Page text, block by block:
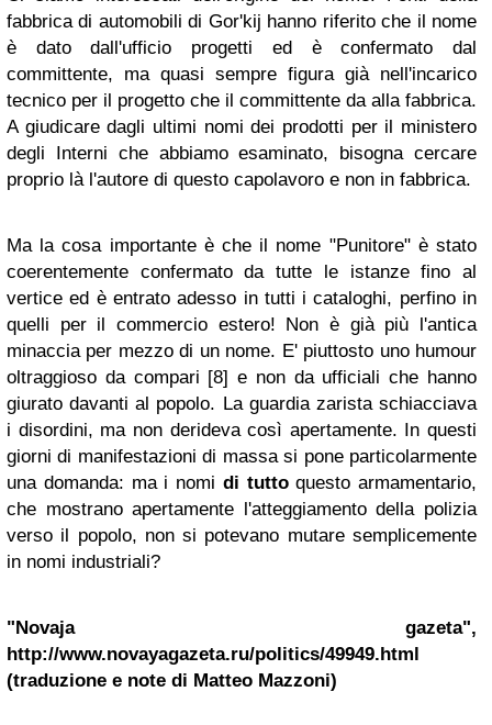
fabbrica di automobili di Gor'kij hanno riferito che il nome
è dato dall'ufficio progetti ed è confermato dal
committente, ma quasi sempre figura già nell'incarico
tecnico per il progetto che il committente da alla fabbrica.
A giudicare dagli ultimi nomi dei prodotti per il ministero
degli Interni che abbiamo esaminato, bisogna cercare
proprio là l'autore di questo capolavoro e non in fabbrica.
Ma la cosa importante è che il nome "Punitore" è stato
coerentemente confermato da tutte le istanze fino al
vertice ed è entrato adesso in tutti i cataloghi, perfino in
quelli per il commercio estero! Non è già più l'antica
minaccia per mezzo di un nome. E' piuttosto uno humour
oltraggioso da compari [8] e non da ufficiali che hanno
giurato davanti al popolo. La guardia zarista schiacciava
i disordini, ma non derideva così apertamente. In questi
giorni di manifestazioni di massa si pone particolarmente
una domanda: ma i nomi di tuttoquesto armamentario,
che mostrano apertamente l'atteggiamento della polizia
verso il popolo, non si potevano mutare semplicemente
in nomi industriali?
"Novaja gazeta",
http://www.novayagazeta.ru/politics/49949.html
(traduzione e note di Matteo Mazzoni)